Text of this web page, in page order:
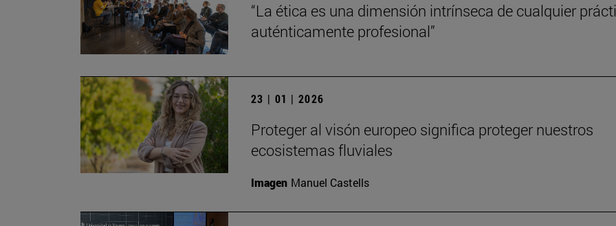
“La ética es una dimensión intrínseca de cualquier
auténticamente profesional”
23 | 01 | 2026
Proteger al visón europeo significa proteger nuestros
ecosistemas fluviales
Imagen Manuel Castells